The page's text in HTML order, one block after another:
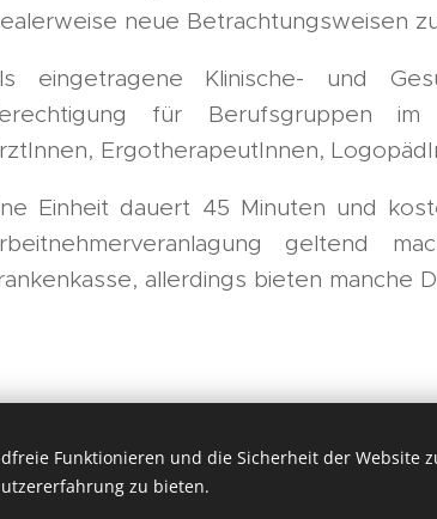
neue Betrachtungsweisen
eingetragene Klinische- und
für Berufsgruppen im
ErgotherapeutInnen,
Einheit dauert 45 Minuten und
geltend
allerdings bieten manche
Psychologie &
Funktionieren und die Sicherheit der Website
zu bieten.